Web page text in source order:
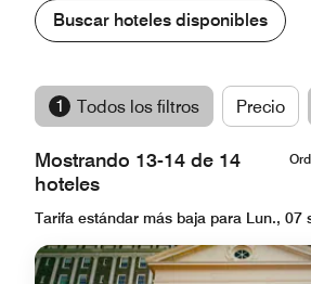
Buscar hoteles disponibles
1 Todos los filtros Precio
Mostrando 13-14 de 14
hoteles
Tarifa estándar más baja para Lun., 07